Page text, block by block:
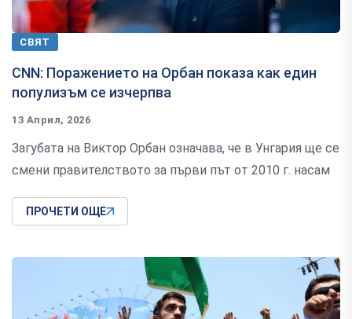
СВЯТ
CNN: Поражението на Орбан показа как един
популизъм се изчерпва
13 Април, 2026
Загубата на Виктор Орбан означава, че в Унгария ще се
смени правителството за първи път от 2010 г. насам
ПРОЧЕТИ ОЩЕ